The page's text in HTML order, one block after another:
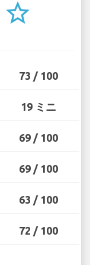
star_border
73 / 100
19 ミニ
69 / 100
69 / 100
63 / 100
72 / 100